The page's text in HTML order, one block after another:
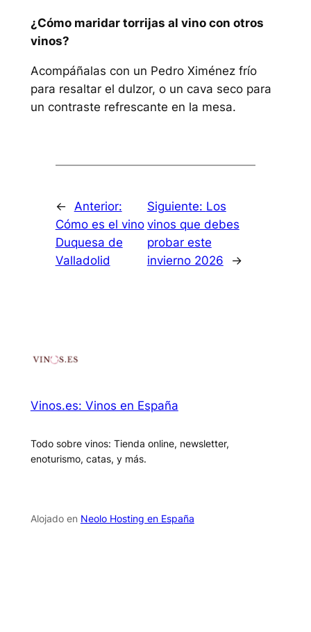
¿Cómo maridar torrijas al vino con otros
vinos?
Acompáñalas con un Pedro Ximénez frío
para resaltar el dulzor, o un cava seco para
un contraste refrescante en la mesa.
←
Anterior:
Cómo es el vino
Duquesa de
Valladolid
Siguiente: Los
vinos que debes
probar este
invierno 2026
→
Vinos.es: Vinos en España
Todo sobre vinos: Tienda online, newsletter,
enoturismo, catas, y más.
Alojado en Neolo Hosting en España